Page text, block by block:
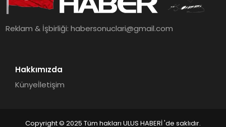
Reklam & İşbirliği:habersonuclari@gmail.com
Hakkımızda
Künyeİletişim
Copyright © 2025 Tüm hakları ULUS HABERİ 'de saklıdır.